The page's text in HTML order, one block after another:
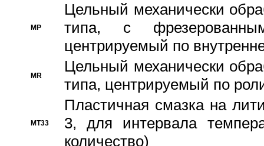
MP
Цельный механически
типа, с
центрируемый по
MR
Цельный механически
типа, центрируемый по
MT33
Пластичная смазка на
3, для интервала
количество)